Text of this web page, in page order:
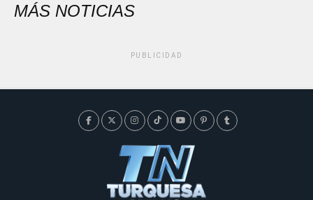
MÁS NOTICIAS
PUBLICIDAD